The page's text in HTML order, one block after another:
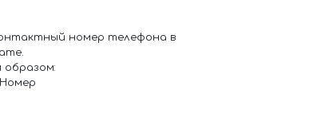
номер телефона в